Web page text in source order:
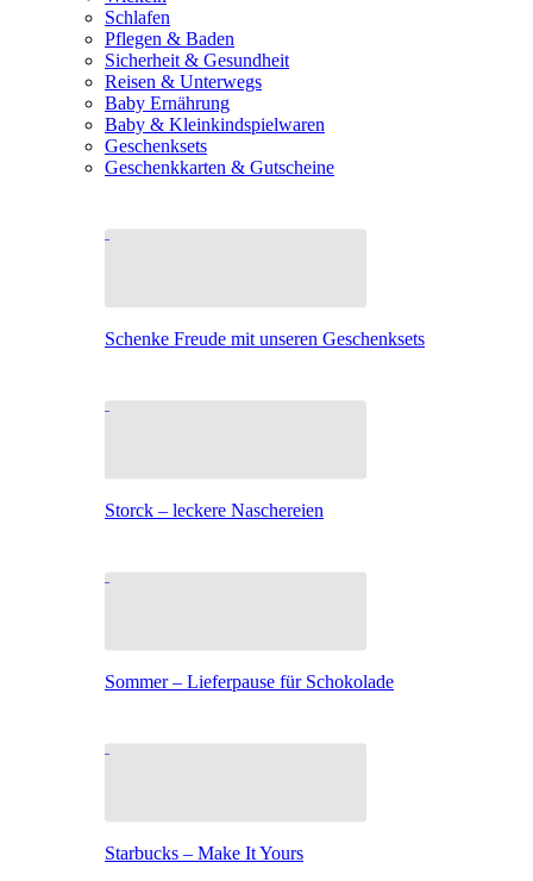
Schlafen
Pflegen & Baden
Sicherheit & Gesundheit
Reisen & Unterwegs
Baby Ernährung
Baby & Kleinkindspielwaren
Geschenksets
Geschenkkarten & Gutscheine
Schenke Freude mit unseren Geschenksets
Storck – leckere Naschereien
Sommer – Lieferpause für Schokolade
Starbucks – Make It Yours